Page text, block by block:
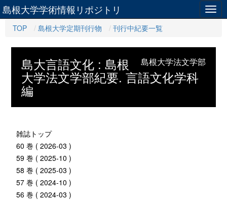
島根大学学術情報リポジトリ
TOP 島根大学定期刊行物 刊行中紀要一覧
島根大学法文学部
島大言語文化 : 島根
大学法文学部紀要. 言語文化学科
編
雑誌トップ
60 巻 ( 2026-03 )
59 巻 ( 2025-10 )
58 巻 ( 2025-03 )
57 巻 ( 2024-10 )
56 巻 ( 2024-03 )